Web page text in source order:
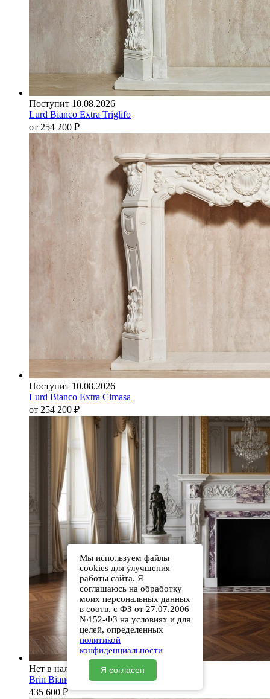
Поступит 10.08.2026
Lurd Bianco Extra Triglifo
от 254 200 ₽
Поступит 10.08.2026
Lurd Bianco Extra Cimasa
от 254 200 ₽
Нет в наличии
Brin Bianco Extra
435 600 ₽
Мы используем файлы
cookies для улучшения
работы сайта. Я
соглашаюсь на обработку
моих персональных данных
в соотв. с ФЗ от 27.07.2006
№152-ФЗ на условиях и для
целей, определенных
политикой
конфиденциальности
Я согласен